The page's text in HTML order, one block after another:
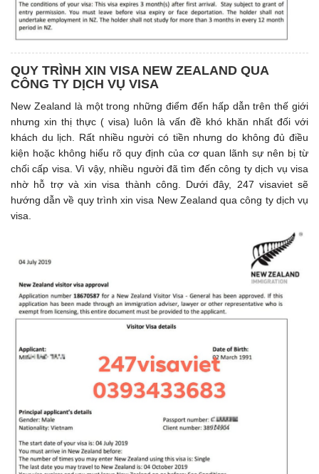
QUY TRÌNH XIN VISA NEW ZEALAND QUA
CÔNG TY DỊCH VỤ VISA
New Zealand là một trong những điểm đến hấp dẫn trên thế giới
nhưng xin thị thực ( visa) luôn là vấn đề khó khăn nhất đối với
khách du lịch. Rất nhiều người có tiền nhưng do không đủ điều
kiện hoặc không hiểu rõ quy định của cơ quan lãnh sự nên bị từ
chối cấp visa. Vì vậy, nhiều người đã tìm đến công ty dịch vụ visa
nhờ hỗ trợ và xin visa thành công. Dưới đây, 247 visaviet sẽ
hướng dẫn về quy trình xin visa New Zealand qua công ty dịch vụ
visa.